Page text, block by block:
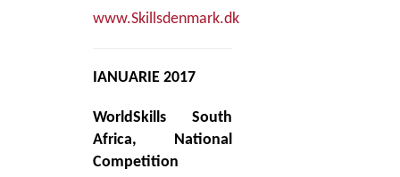
www.Skillsdenmark.dk
IANUARIE 2017
WorldSkills South
Africa, National
Competition